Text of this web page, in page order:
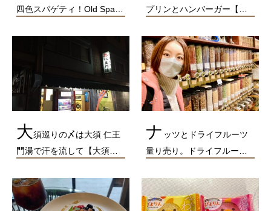
四色スパゲティ！Old Spa…
プリンとハンバーガー【…
大須巡りの〆は大須 仁王
門湯で汗を流して【大須…
ナ ッツとドライフルーツ
量り売り。ドライフルー…